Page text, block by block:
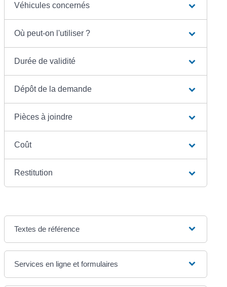
Véhicules concernés
Où peut-on l'utiliser ?
Durée de validité
Dépôt de la demande
Pièces à joindre
Coût
Restitution
Textes de référence
Services en ligne et formulaires